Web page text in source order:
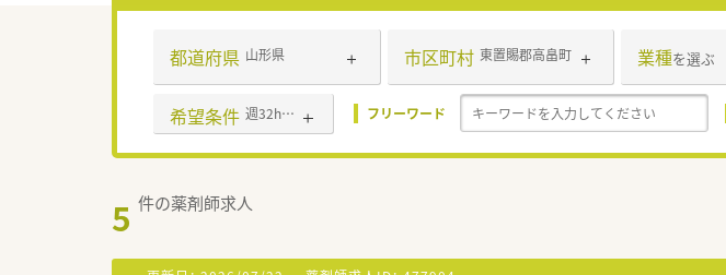
都道府県 山形県 市区町村 東置賜郡高畠町 業種を選ぶ
希望条件 週32h以上 フリーワード
5 件の薬剤師求人